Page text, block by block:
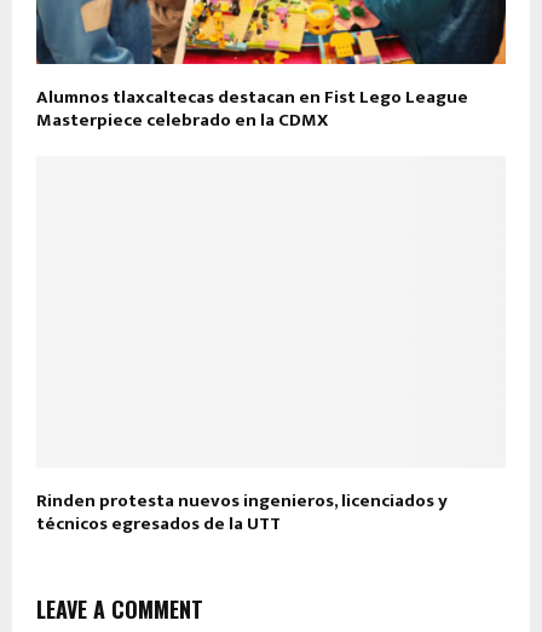
Alumnos tlaxcaltecas destacan en Fist Lego League
Masterpiece celebrado en la CDMX
Rinden protesta nuevos ingenieros, licenciados y
técnicos egresados de la UTT
LEAVE A COMMENT